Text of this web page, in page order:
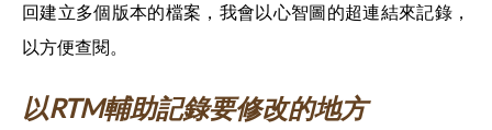
回建立多個版本的檔案，我會以心智圖的超連結來記錄，
以方便查閱。
以RTM輔助記錄要修改的地方